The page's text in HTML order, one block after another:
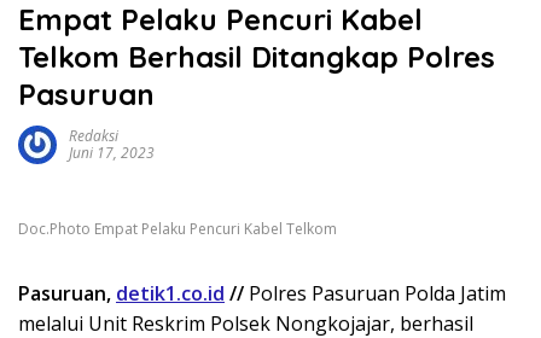
Empat Pelaku Pencuri Kabel
Telkom Berhasil Ditangkap Polres
Pasuruan
Redaksi
Juni 17, 2023
Doc.Photo Empat Pelaku Pencuri Kabel Telkom
Pasuruan, detik1.co.id // Polres Pasuruan Polda Jatim
melalui Unit Reskrim Polsek Nongkojajar, berhasil